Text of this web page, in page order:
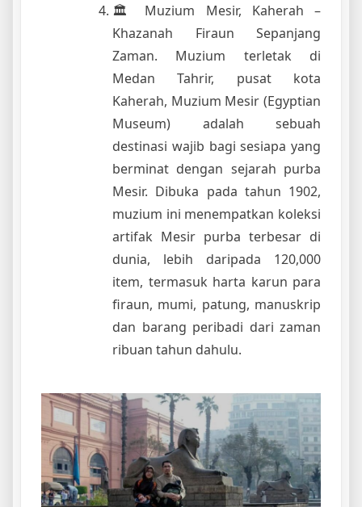
🏛 Muzium Mesir, Kaherah –
Khazanah Firaun Sepanjang
Zaman. Muzium terletak di
Medan Tahrir, pusat kota
Kaherah, Muzium Mesir (Egyptian
Museum) adalah sebuah
destinasi wajib bagi sesiapa yang
berminat dengan sejarah purba
Mesir. Dibuka pada tahun 1902,
muzium ini menempatkan koleksi
artifak Mesir purba terbesar di
dunia, lebih daripada 120,000
item, termasuk harta karun para
firaun, mumi, patung, manuskrip
dan barang peribadi dari zaman
ribuan tahun dahulu.